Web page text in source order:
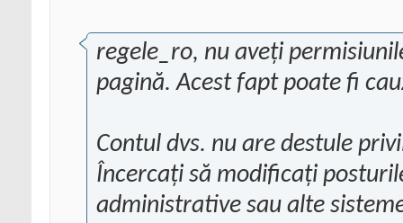
regele_ro, nu aveți
pagină. Acest fapt poate fi
Contul dvs. nu are destule
Încercați să modificați
administrative sau alte